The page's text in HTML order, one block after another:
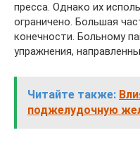
пресса. Однако их
ограничено. Большая
конечности. Больному
упражнения,
Читайте также:
поджелудочную